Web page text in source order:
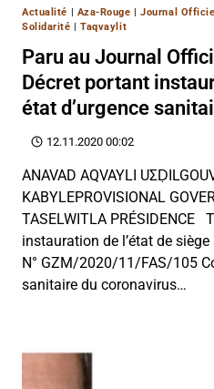
Actualité Aza-Rouge |Journal Officiel
Solidarité |Taqvaylit
Paru au Journal
Décret portant
état d’urgence
12.11.2020 00:02
ANAVAD AQVAYLI
KABYLEPROVISIONAL
TASELWITLA PRÉSIDENCE
instauration de l’état de
N° GZM/2020/11/FAS/105
sanitaire du coronavirus…